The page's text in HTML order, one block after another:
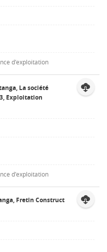
d'exploitation
La société
Exploitation
d'exploitation
Fretin Construct